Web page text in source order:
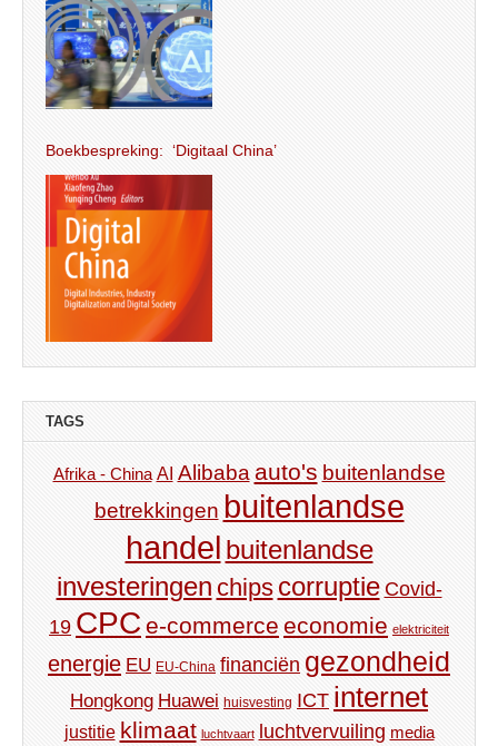
Boekbespreking: ‘Digitaal China’
TAGS
Afrika - China AI Alibaba auto's buitenlandse
betrekkingen buitenlandse
handel buitenlandse
investeringen chips corruptie Covid-
19 CPC e-commerce economie elektriciteit
energie EU EU-China financiën gezondheid
Hongkong Huawei huisvesting ICT internet
justitie klimaat luchtvaart luchtvervuiling media